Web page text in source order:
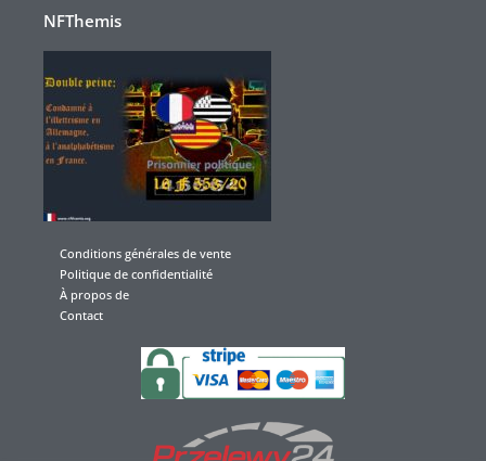
NFThemis
Conditions générales de vente
Politique de confidentialité
À propos de
Contact